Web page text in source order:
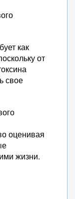
как
от
свое
оценивая
жизни.